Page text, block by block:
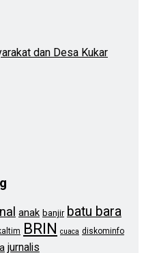
dan Desa Kukar
anak banjir batu bara
BRIN cuaca diskominfo
jurnalis